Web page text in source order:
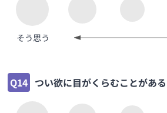
そう思う
Q14 つい欲に目がくらむことがある